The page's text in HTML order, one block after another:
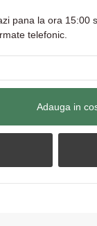
pana la ora 15:00
telefonic.
Adauga in